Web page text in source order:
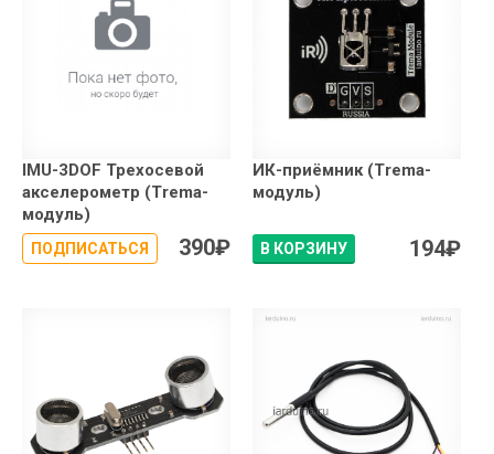
IMU-3DOF Трехосевой
акселерометр (Trema-
модуль)
ПОДПИСАТЬСЯ 390₽
ИК-приёмник (Trema-
модуль)
В КОРЗИНУ 194₽